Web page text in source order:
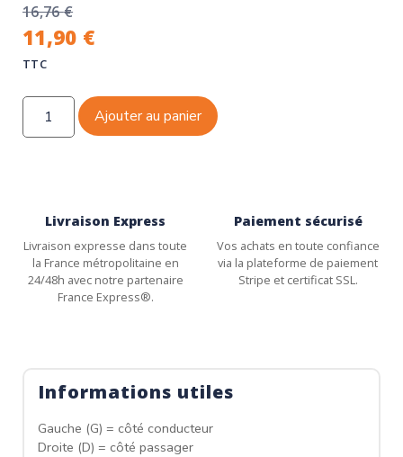
16,76€
11,90 €
TTC
Ajouter au panier
Livraison Express
Livraison expresse dans toute
la France métropolitaine en
24/48h avec notre partenaire
France Express®.
Paiement sécurisé
Vos achats en toute confiance
via la plateforme de paiement
Stripe et certificat SSL.
Informations utiles
Gauche (G) = côté conducteur
Droite (D) = côté passager